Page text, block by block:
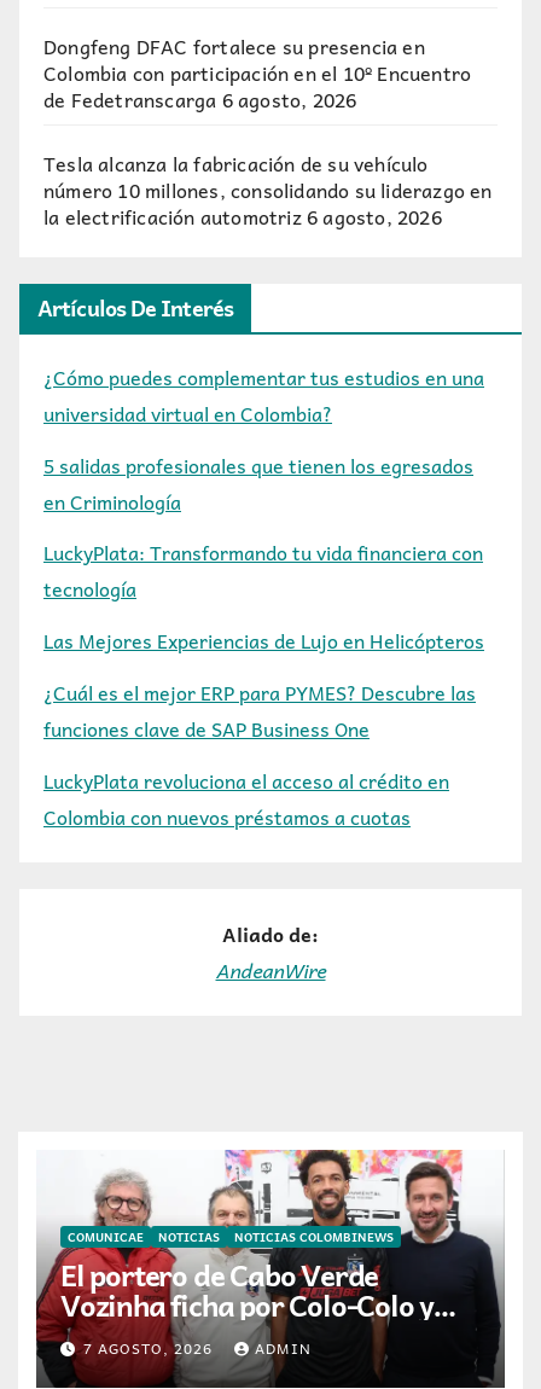
Dongfeng DFAC fortalece su presencia en
Colombia con participación en el 10º Encuentro
de Fedetranscarga6 agosto, 2026
Tesla alcanza la fabricación de su vehículo
número 10 millones, consolidando su liderazgo en
la electrificación automotriz6 agosto, 2026
Artículos De Interés
¿Cómo puedes complementar tus estudios en una
universidad virtual en Colombia?
5 salidas profesionales que tienen los egresados
en Criminología
LuckyPlata: Transformando tu vida financiera con
tecnología
Las Mejores Experiencias de Lujo en Helicópteros
¿Cuál es el mejor ERP para PYMES? Descubre las
funciones clave de SAP Business One
LuckyPlata revoluciona el acceso al crédito en
Colombia con nuevos préstamos a cuotas
Aliado de:
AndeanWire
COMUNICAE NOTICIAS NOTICIAS COLOMBINEWS
El portero de Cabo Verde
Vozinha ficha por Colo-Colo y
JETOUR respalda su nueva
etapa
7 AGOSTO, 2026 ADMIN